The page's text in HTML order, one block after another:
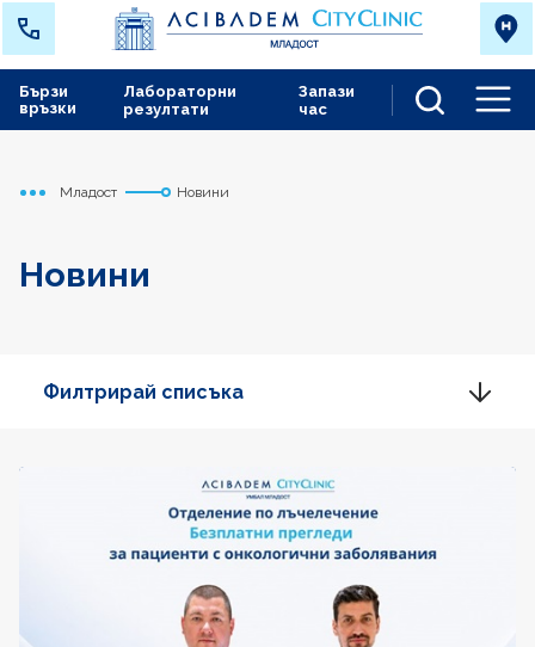
Лабораторни
резултати
Запази
час
Бързи
връзки
Начало
Младост Новини
Новини
Филтрирай списъка